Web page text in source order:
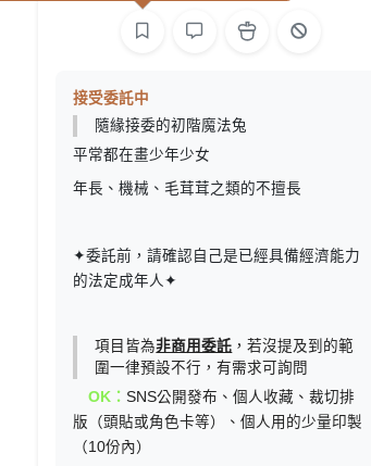
接受委託中
隨緣接委的初階魔法兔
平常都在畫少年少女
年長、機械、毛茸茸之類的不擅長
✦委託前，請確認自己是已經具備經濟能力
的法定成年人✦
項目皆為非商用委託 ，若沒提及到的範
圍一律預設不行，有需求可詢問
OK：SNS公開發布、個人收藏、裁切排
版（頭貼或角色卡等）、個人用的少量印製
（10份內）